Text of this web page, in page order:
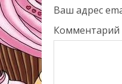
Ваш адрес
Комментарий